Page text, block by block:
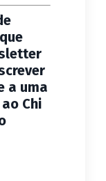
a uma
Chi